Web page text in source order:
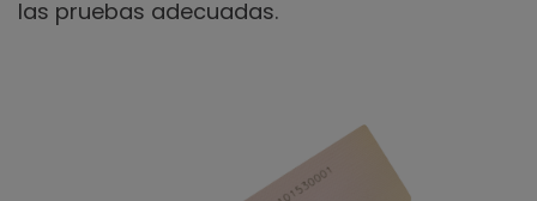
las pruebas adecuadas.